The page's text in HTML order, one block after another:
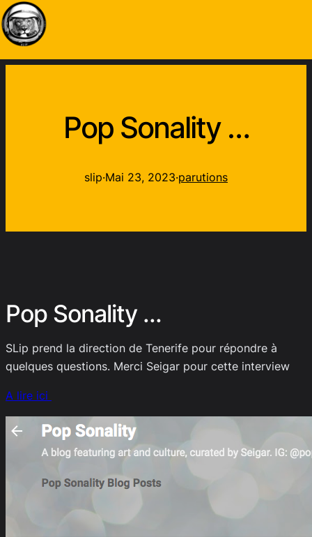
Pop Sonality …
slip·Mai 23, 2023·parutions
Pop Sonality …
SLip prend la direction de Tenerife pour répondre à
quelques questions. Merci Seigar pour cette interview
A lire ici